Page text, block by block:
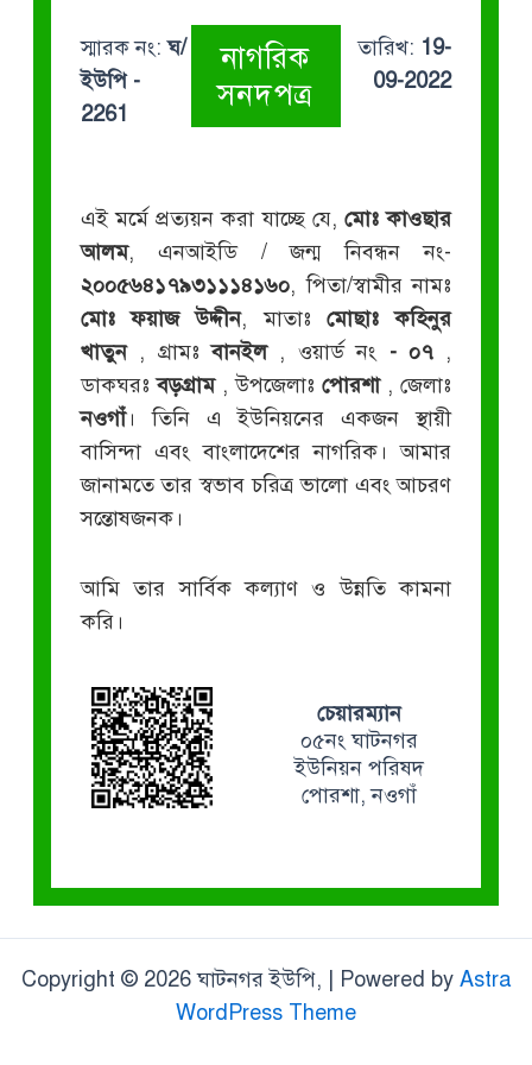
স্মারক নং:ঘ/
ইউপি -
2261
নাগরিক
সনদপত্র
তারিখ: 19-
09-2022
এই মর্মে প্রত্যয়ন করা যাচ্ছে যে,মোঃ কাওছার
আলম, এনআইডি / জন্ম নিবন্ধন নং-
২০০৫৬৪১৭৯৩১১১৪১৬০, পিতা/স্বামীর নামঃ
মোঃ ফয়াজ উদ্দীন, মাতাঃ মোছাঃ কহিনুর
খাতুন , গ্রামঃবানইল , ওয়ার্ড নং - ০৭ ,
ডাকঘরঃবড়গ্রাম , উপজেলাঃপোরশা , জেলাঃ
নওগাঁ। তিনি এ ইউনিয়নের একজন স্থায়ী
বাসিন্দা এবং বাংলাদেশের নাগরিক। আমার
জানামতে তার স্বভাব চরিত্র ভালো এবং আচরণ
সন্তোষজনক।
আমি তার সার্বিক কল্যাণ ও উন্নতি কামনা
করি।
চেয়ারম্যান
০৫নং ঘাটনগর
ইউনিয়ন পরিষদ
পোরশা, নওগাঁ
Copyright © 2026 ঘাটনগর ইউপি, | Powered by Astra
WordPress Theme